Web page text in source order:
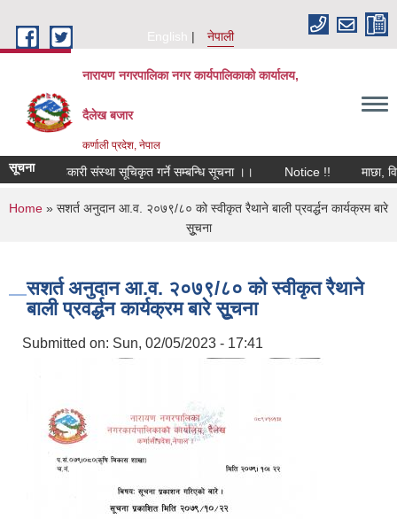
English
नेपाली
नारायण नगरपालिका नगर कार्यपालिकाको कार्यालय,
दैलेख बजार
कर्णाली प्रदेश, नेपाल
सूचनासहकारी संस्था सूचिकृत गर्ने सम्बन्धि सूचना ।। Notice !! माछा,
You are here
Home » सशर्त अनुदान आ.व. २०७९/८० को स्वीकृत रैथाने बाली प्रवर्द्धन कार्यक्रम बारे
सुूचना
सशर्त अनुदान आ.व. २०७९/८० को स्वीकृत रैथाने
बाली प्रवर्द्धन कार्यक्रम बारे सुूचना
Submitted on: Sun, 02/05/2023 - 17:41